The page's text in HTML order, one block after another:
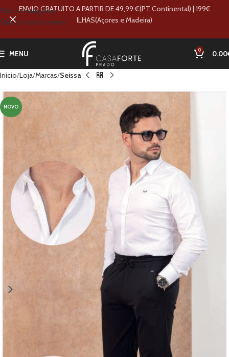
Skip to navigation
Skip to main content
MENU 0 0.00
Início Loja Marcas Seissa
NOVO
ENVIO GRATUITO A PARTIR DE 49,99 €(PT Continental) | 199€
ILHAS(Açores e Madeira)